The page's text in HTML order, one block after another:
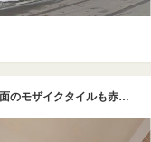
深く艶やかなえんじ色が目を引くキッチンは、背面のモザイクタイルも赤系でまとめてエレガントにコーディネート。料理中もコミュニケーションが楽しめるよう、オープンな対面式を選択。調理器具や食品などを出し入れしやすいように、背面の吊り戸棚を低い位置に設置するなど使い勝手にも配慮した。ダイニングセットはアメリカで使っていた思い出の品